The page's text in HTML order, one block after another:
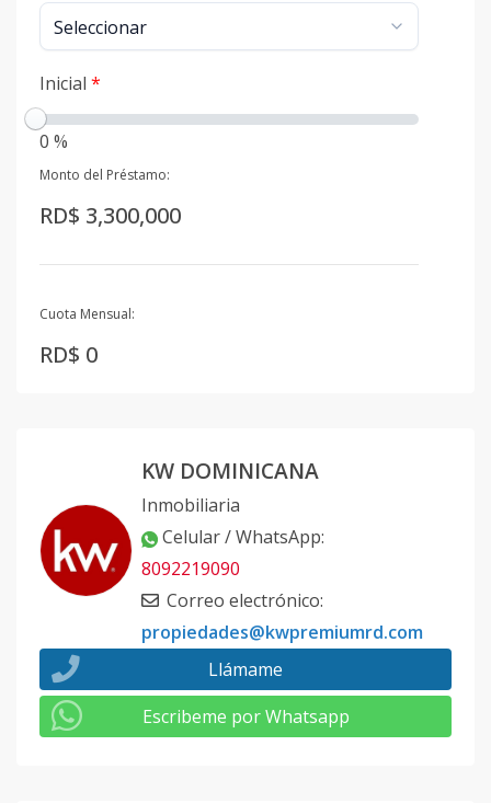
Inicial *
0 %
Monto del Préstamo:
RD$ 3,300,000
Cuota Mensual:
RD$ 0
KW DOMINICANA
Inmobiliaria
Celular / WhatsApp:
8092219090
Correo electrónico:
propiedades@kwpremiumrd.com
Llámame
Escribeme por Whatsapp